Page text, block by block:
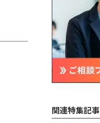
関連特集記事